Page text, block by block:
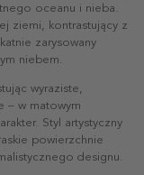
oceanu i nieba.
ziemi, kontrastujący z
zarysowany
niebem.
wyraziste,
– w matowym
Styl artystyczny
powierzchnie
designu.